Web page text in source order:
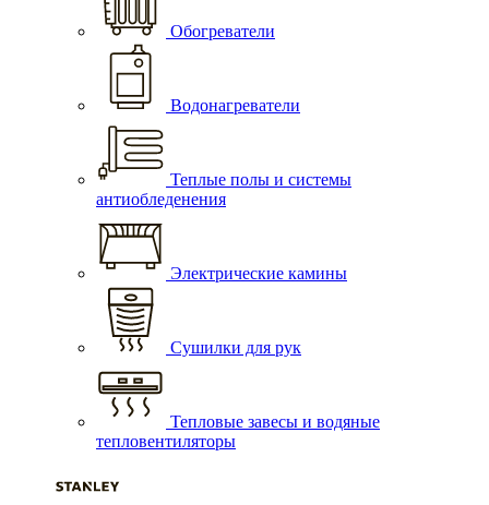
Обогреватели
Водонагреватели
Теплые полы и системы
антиобледенения
Электрические камины
Сушилки для рук
Тепловые завесы и водяные
тепловентиляторы